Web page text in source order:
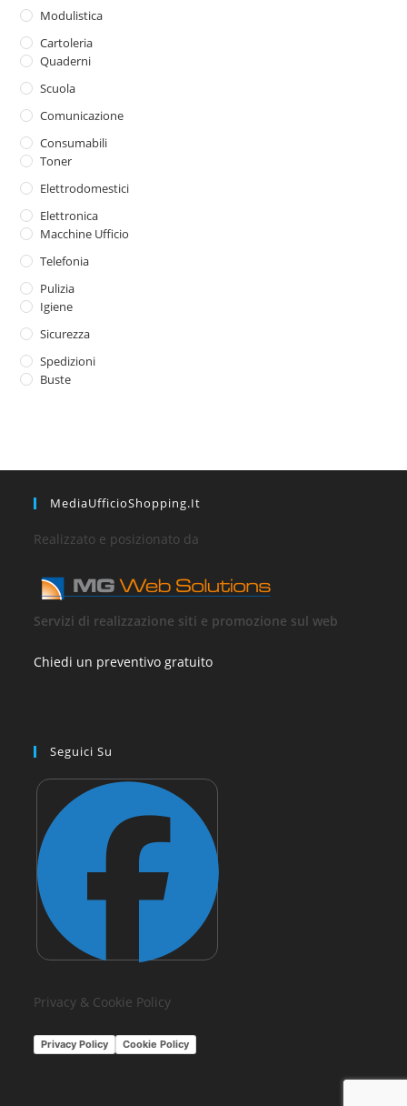
Modulistica
Cartoleria
Quaderni
Scuola
Comunicazione
Consumabili
Toner
Elettrodomestici
Elettronica
Macchine Ufficio
Telefonia
Pulizia
Igiene
Sicurezza
Spedizioni
Buste
MediaUfficioShopping.it
Realizzato e posizionato da
Servizi di realizzazione siti e promozione sul web
Chiedi un preventivo gratuito
Seguici Su
Privacy & Cookie Policy
Privacy Policy Cookie Policy